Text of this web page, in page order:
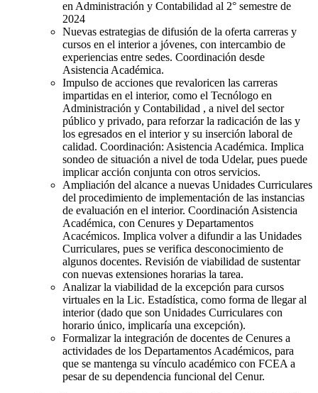
en Administración y Contabilidad al 2° semestre de
2024
Nuevas estrategias de difusión de la oferta carreras y
cursos en el interior a jóvenes, con intercambio de
experiencias entre sedes. Coordinación desde
Asistencia Académica.
Impulso de acciones que revaloricen las carreras
impartidas en el interior, como el Tecnólogo en
Administración y Contabilidad , a nivel del sector
público y privado, para reforzar la radicación de las y
los egresados en el interior y su inserción laboral de
calidad. Coordinación: Asistencia Académica. Implica
sondeo de situación a nivel de toda Udelar, pues puede
implicar acción conjunta con otros servicios.
Ampliación del alcance a nuevas Unidades Curriculares
del procedimiento de implementación de las instancias
de evaluación en el interior. Coordinación Asistencia
Académica, con Cenures y Departamentos
Acacémicos. Implica volver a difundir a las Unidades
Curriculares, pues se verifica desconocimiento de
algunos docentes. Revisión de viabilidad de sustentar
con nuevas extensiones horarias la tarea.
Analizar la viabilidad de la excepción para cursos
virtuales en la Lic. Estadística, como forma de llegar al
interior (dado que son Unidades Curriculares con
horario único, implicaría una excepción).
Formalizar la integración de docentes de Cenures a
actividades de los Departamentos Académicos, para
que se mantenga su vínculo académico con FCEA a
pesar de su dependencia funcional del Cenur.